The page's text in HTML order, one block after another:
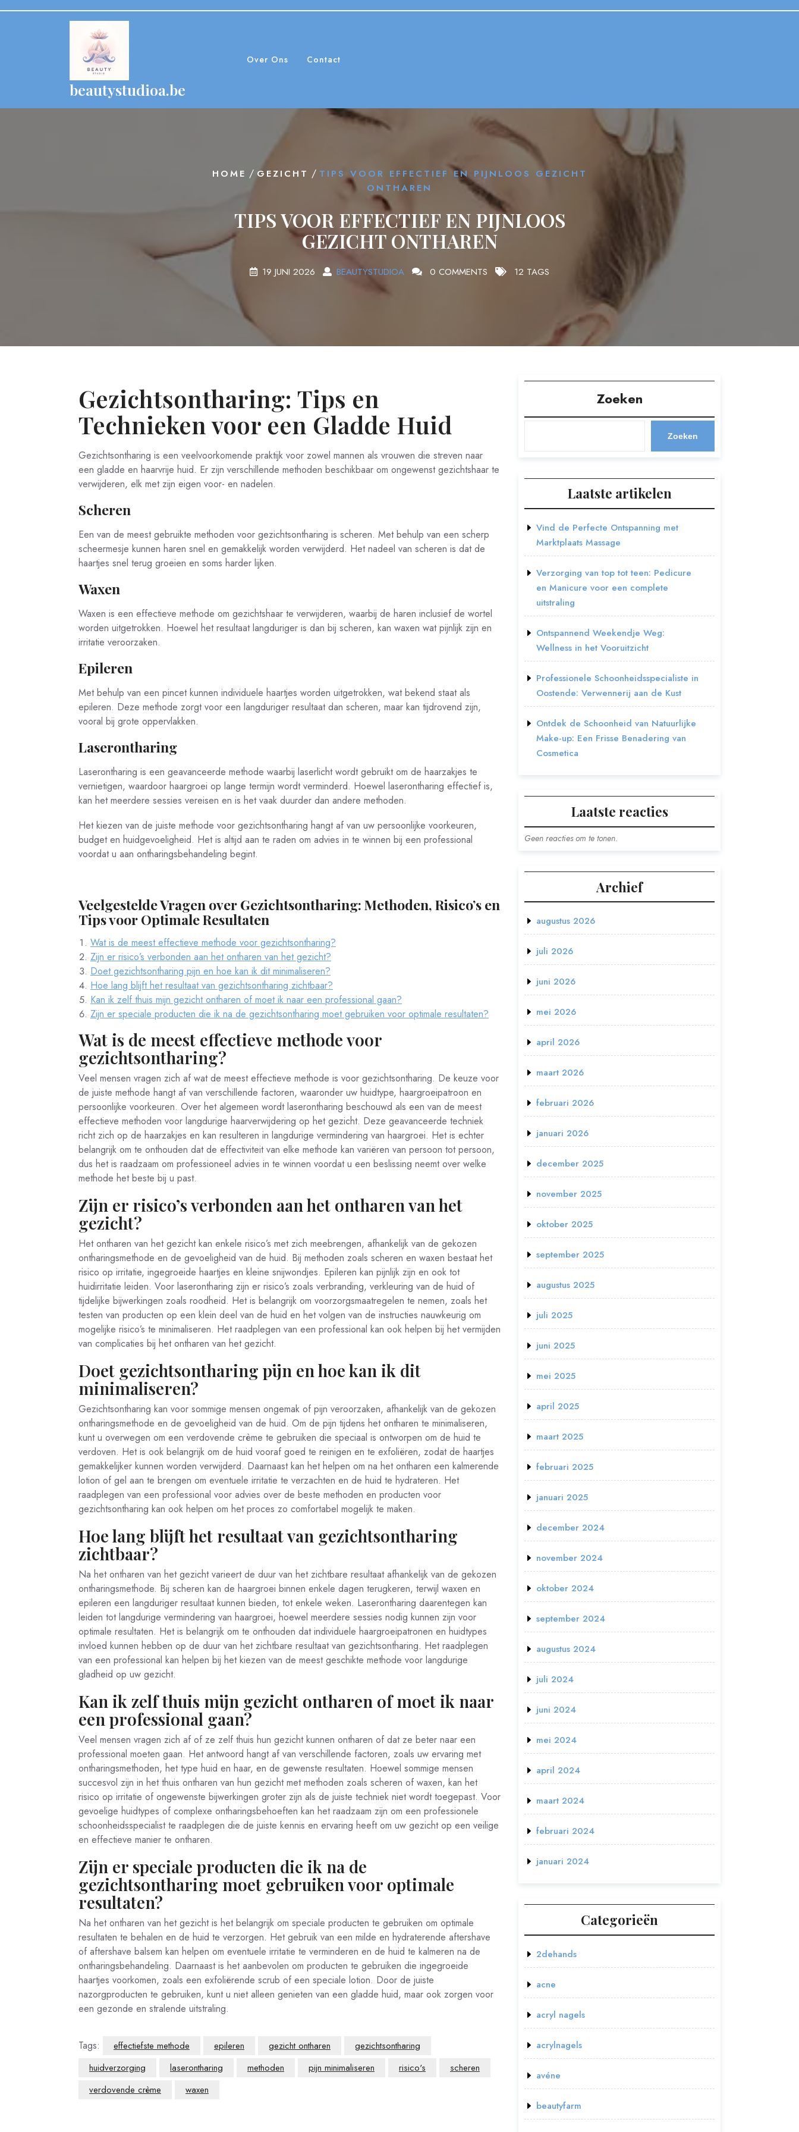
beautystudioa.be
Over Ons Contact
HOME / GEZICHT / TIPS VOOR EFFECTIEF EN PIJNLOOS GEZICHT
ONTHAREN
TIPS VOOR EFFECTIEF EN PIJNLOOS
GEZICHT ONTHAREN
19 JUNI 2026 BEAUTYSTUDIOA 0 COMMENTS 12 TAGS
Gezichtsontharing: Tips en
Technieken voor een Gladde Huid
Gezichtsontharing is een veelvoorkomende praktijk voor zowel mannen als vrouwen die streven naar
een gladde en haarvrije huid. Er zijn verschillende methoden beschikbaar om ongewenst gezichtshaar te
verwijderen, elk met zijn eigen voor- en nadelen.
Scheren
Een van de meest gebruikte methoden voor gezichtsontharing is scheren. Met behulp van een scherp
scheermesje kunnen haren snel en gemakkelijk worden verwijderd. Het nadeel van scheren is dat de
haartjes snel terug groeien en soms harder lijken.
Waxen
Waxen is een effectieve methode om gezichtshaar te verwijderen, waarbij de haren inclusief de wortel
worden uitgetrokken. Hoewel het resultaat langduriger is dan bij scheren, kan waxen wat pijnlijk zijn en
irritatie veroorzaken.
Epileren
Met behulp van een pincet kunnen individuele haartjes worden uitgetrokken, wat bekend staat als
epileren. Deze methode zorgt voor een langduriger resultaat dan scheren, maar kan tijdrovend zijn,
vooral bij grote oppervlakken.
Laserontharing
Laserontharing is een geavanceerde methode waarbij laserlicht wordt gebruikt om de haarzakjes te
vernietigen, waardoor haargroei op lange termijn wordt verminderd. Hoewel laserontharing effectief is,
kan het meerdere sessies vereisen en is het vaak duurder dan andere methoden.
Het kiezen van de juiste methode voor gezichtsontharing hangt af van uw persoonlijke voorkeuren,
budget en huidgevoeligheid. Het is altijd aan te raden om advies in te winnen bij een professional
voordat u aan ontharingsbehandeling begint.
Veelgestelde Vragen over Gezichtsontharing: Methoden, Risico’s en
Tips voor Optimale Resultaten
Wat is de meest effectieve methode voor gezichtsontharing?
Zijn er risico’s verbonden aan het ontharen van het gezicht?
Doet gezichtsontharing pijn en hoe kan ik dit minimaliseren?
Hoe lang blijft het resultaat van gezichtsontharing zichtbaar?
Kan ik zelf thuis mijn gezicht ontharen of moet ik naar een professional gaan?
Zijn er speciale producten die ik na de gezichtsontharing moet gebruiken voor optimale resultaten?
Wat is de meest effectieve methode voor
gezichtsontharing?
Veel mensen vragen zich af wat de meest effectieve methode is voor gezichtsontharing. De keuze voor
de juiste methode hangt af van verschillende factoren, waaronder uw huidtype, haargroeipatroon en
persoonlijke voorkeuren. Over het algemeen wordt laserontharing beschouwd als een van de meest
effectieve methoden voor langdurige haarverwijdering op het gezicht. Deze geavanceerde techniek
richt zich op de haarzakjes en kan resulteren in langdurige vermindering van haargroei. Het is echter
belangrijk om te onthouden dat de effectiviteit van elke methode kan variëren van persoon tot persoon,
dus het is raadzaam om professioneel advies in te winnen voordat u een beslissing neemt over welke
methode het beste bij u past.
Zijn er risico’s verbonden aan het ontharen van het
gezicht?
Het ontharen van het gezicht kan enkele risico’s met zich meebrengen, afhankelijk van de gekozen
ontharingsmethode en de gevoeligheid van de huid. Bij methoden zoals scheren en waxen bestaat het
risico op irritatie, ingegroeide haartjes en kleine snijwondjes. Epileren kan pijnlijk zijn en ook tot
huidirritatie leiden. Voor laserontharing zijn er risico’s zoals verbranding, verkleuring van de huid of
tijdelijke bijwerkingen zoals roodheid. Het is belangrijk om voorzorgsmaatregelen te nemen, zoals het
testen van producten op een klein deel van de huid en het volgen van de instructies nauwkeurig om
mogelijke risico’s te minimaliseren. Het raadplegen van een professional kan ook helpen bij het vermijden
van complicaties bij het ontharen van het gezicht.
Doet gezichtsontharing pijn en hoe kan ik dit
minimaliseren?
Gezichtsontharing kan voor sommige mensen ongemak of pijn veroorzaken, afhankelijk van de gekozen
ontharingsmethode en de gevoeligheid van de huid. Om de pijn tijdens het ontharen te minimaliseren,
kunt u overwegen om een verdovende crème te gebruiken die speciaal is ontworpen om de huid te
verdoven. Het is ook belangrijk om de huid vooraf goed te reinigen en te exfoliëren, zodat de haartjes
gemakkelijker kunnen worden verwijderd. Daarnaast kan het helpen om na het ontharen een kalmerende
lotion of gel aan te brengen om eventuele irritatie te verzachten en de huid te hydrateren. Het
raadplegen van een professional voor advies over de beste methoden en producten voor
gezichtsontharing kan ook helpen om het proces zo comfortabel mogelijk te maken.
Hoe lang blijft het resultaat van gezichtsontharing
zichtbaar?
Na het ontharen van het gezicht varieert de duur van het zichtbare resultaat afhankelijk van de gekozen
ontharingsmethode. Bij scheren kan de haargroei binnen enkele dagen terugkeren, terwijl waxen en
epileren een langduriger resultaat kunnen bieden, tot enkele weken. Laserontharing daarentegen kan
leiden tot langdurige vermindering van haargroei, hoewel meerdere sessies nodig kunnen zijn voor
optimale resultaten. Het is belangrijk om te onthouden dat individuele haargroeipatronen en huidtypes
invloed kunnen hebben op de duur van het zichtbare resultaat van gezichtsontharing. Het raadplegen
van een professional kan helpen bij het kiezen van de meest geschikte methode voor langdurige
gladheid op uw gezicht.
Kan ik zelf thuis mijn gezicht ontharen of moet ik naar
een professional gaan?
Veel mensen vragen zich af of ze zelf thuis hun gezicht kunnen ontharen of dat ze beter naar een
professional moeten gaan. Het antwoord hangt af van verschillende factoren, zoals uw ervaring met
ontharingsmethoden, het type huid en haar, en de gewenste resultaten. Hoewel sommige mensen
succesvol zijn in het thuis ontharen van hun gezicht met methoden zoals scheren of waxen, kan het
risico op irritatie of ongewenste bijwerkingen groter zijn als de juiste techniek niet wordt toegepast. Voor
gevoelige huidtypes of complexe ontharingsbehoeften kan het raadzaam zijn om een ​​professionele
schoonheidsspecialist te raadplegen die de juiste kennis en ervaring heeft om uw gezicht op een veilige
en effectieve manier te ontharen.
Zijn er speciale producten die ik na de
gezichtsontharing moet gebruiken voor optimale
resultaten?
Na het ontharen van het gezicht is het belangrijk om speciale producten te gebruiken om optimale
resultaten te behalen en de huid te verzorgen. Het gebruik van een milde en hydraterende aftershave
of aftershave balsem kan helpen om eventuele irritatie te verminderen en de huid te kalmeren na de
ontharingsbehandeling. Daarnaast is het aanbevolen om producten te gebruiken die ingegroeide
haartjes voorkomen, zoals een exfoliërende scrub of een speciale lotion. Door de juiste
nazorgproducten te gebruiken, kunt u niet alleen genieten van een gladde huid, maar ook zorgen voor
een gezonde en stralende uitstraling.
Tags: effectiefste methode epileren gezicht ontharen
gezichtsontharing
huidverzorging
laserontharing methoden pijn minimaliseren risico's
scheren
verdovende crème
waxen
Zoeken
Zoeken
Laatste artikelen
Vind de Perfecte Ontspanning met
Marktplaats Massage
Verzorging van top tot teen: Pedicure
en Manicure voor een complete
uitstraling
Ontspannend Weekendje Weg:
Wellness in het Vooruitzicht
Professionele Schoonheidsspecialiste in
Oostende: Verwennerij aan de Kust
Ontdek de Schoonheid van Natuurlijke
Make-up: Een Frisse Benadering van
Cosmetica
Laatste reacties
Geen reacties om te tonen.
Archief
augustus 2026
juli 2026
juni 2026
mei 2026
april 2026
maart 2026
februari 2026
januari 2026
december 2025
november 2025
oktober 2025
september 2025
augustus 2025
juli 2025
juni 2025
mei 2025
april 2025
maart 2025
februari 2025
januari 2025
december 2024
november 2024
oktober 2024
september 2024
augustus 2024
juli 2024
juni 2024
mei 2024
april 2024
maart 2024
februari 2024
januari 2024
Categorieën
2dehands
acne
acryl nagels
acrylnagels
avéne
beautyfarm